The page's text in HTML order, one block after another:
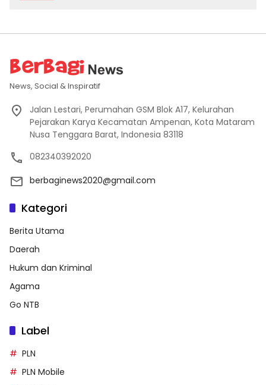
News, Social & Inspiratif
Jalan Lestari, Perumahan GSM Blok A17, Kelurahan
Pejarakan Karya Kecamatan Ampenan, Kota Mataram
Nusa Tenggara Barat, Indonesia 83118
082340392020
berbaginews2020@gmail.com
Kategori
Berita Utama
Daerah
Hukum dan Kriminal
Agama
Go NTB
Label
PLN
PLN Mobile